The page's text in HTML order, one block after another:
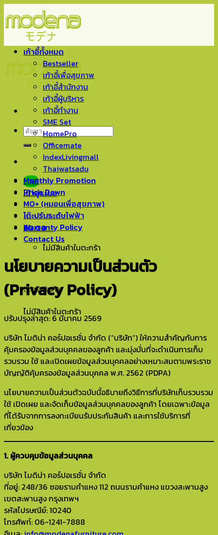
to
content
ค้นหา:
LINE
เข้าสู่ระบบ
ตะกร้าสินค้า
฿0.000
ไม่มีสินค้าในตะกร้า
0
ตะกร้าสินค้า
ไม่มีสินค้าในตะกร้า
เก้าอี้ทั้งหมด
Bestseller
เก้าอี้เพื่อสุขภาพ
เก้าอี้สำนักงาน
เก้าอี้ผู้บริหาร
เก้าอี้ทำงาน
SME Set
HomePro
Officemate
IndexLivingmall
Thaiwatsadu
Monthly Promotion
Price Down
MO+ (หมอนเพื่อสุขภาพ)
โต๊ะปรับระดับไฟฟ้า
Warranty Policy
Contact Us
นโยบายความเป็นส่วนตัว
(Privacy Policy)
ปรับปรุงล่าสุด: 6 มีนาคม 2569
บริษัท โมดิน่า คอร์ปอเรชั่น จำกัด (“บริษัท”) ให้ความสำคัญกับการ
คุ้มครองข้อมูลส่วนบุคคลของลูกค้า และมุ่งมั่นที่จะดำเนินการเก็บ
รวบรวม ใช้ และเปิดเผยข้อมูลส่วนบุคคลอย่างเหมาะสมตามพระราช
บัญญัติคุ้มครองข้อมูลส่วนบุคคล พ.ศ. 2562 (PDPA)
นโยบายความเป็นส่วนตัวฉบับนี้อธิบายถึงวิธีการที่บริษัทเก็บรวบรวม
ใช้ เปิดเผย และจัดเก็บข้อมูลส่วนบุคคลของลูกค้า โดยเฉพาะข้อมูล
ที่ได้รับจากการลงทะเบียนรับประกันสินค้า และการใช้บริการที่
เกี่ยวข้อง
1. ผู้ควบคุมข้อมูลส่วนบุคคล
บริษัท โมดิน่า คอร์ปอเรชั่น จำกัด
ที่อยู่: 248/36 ซอยรามคำแหง 112 ถนนรามคำแหง แขวงสะพานสูง
เขตสะพานสูง กรุงเทพฯ
รหัสไปรษณีย์: 10240
โทรศัพท์: 06-1241-7888